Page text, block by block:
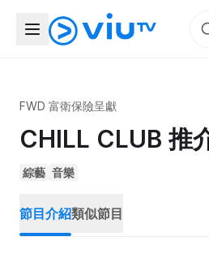
FWD 富衛保險呈獻
CHILL CLUB 推
綜藝 音樂
節目介紹類似節目